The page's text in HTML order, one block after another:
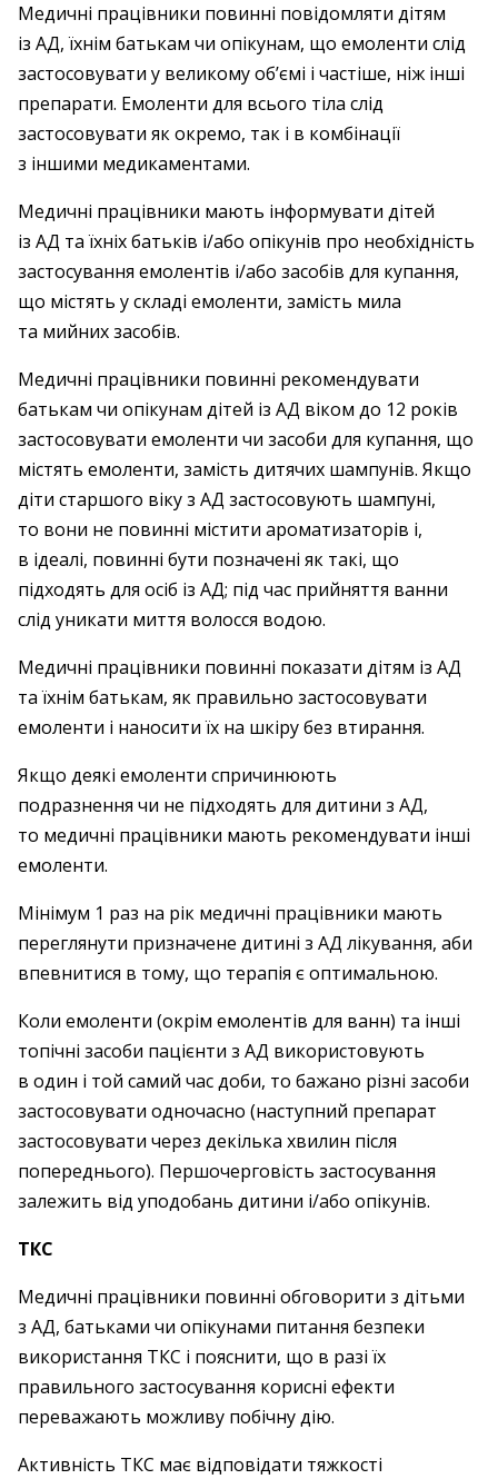
Медичні працівники повинні повідомляти дітям
із АД, їхнім батькам чи опікунам, що емоленти слід
застосовувати у великому об’ємі і частіше, ніж інші
препарати. Емоленти для всього тіла слід
застосовувати як окремо, так і в комбінації
з іншими медикаментами.
Медичні працівники мають інформувати дітей
із АД та їхніх батьків і/або опікунів про необхідність
застосування емолентів і/або засобів для купання,
що містять у складі емоленти, замість мила
та мийних засобів.
Медичні працівники повинні рекомендувати
батькам чи опікунам дітей із АД віком до 12 років
застосовувати емоленти чи засоби для купання, що
містять емоленти, замість дитячих шампунів. Якщо
діти старшого віку з АД застосовують шампуні,
то вони не повинні містити ароматизаторів і,
в ідеалі, повинні бути позначені як такі, що
підходять для осіб із АД; під час прийняття ванни
слід уникати миття волосся водою.
Медичні працівники повинні показати дітям із АД
та їхнім батькам, як правильно застосовувати
емоленти і наносити їх на шкіру без втирання.
Якщо деякі емоленти спричинюють
подразнення чи не підходять для дитини з АД,
то медичні працівники мають рекомендувати інші
емоленти.
Мінімум 1 раз на рік медичні працівники мають
переглянути призначене дитині з АД лікування, аби
впевнитися в тому, що терапія є оптимальною.
Коли емоленти (окрім емолентів для ванн) та інші
топічні засоби пацієнти з АД використовують
в один і той самий час доби, то бажано різні засоби
застосовувати одночасно (наступний препарат
застосовувати через декілька хвилин після
попереднього). Першочерговість застосування
залежить від уподобань дитини і/або опікунів.
ТКС
Медичні працівники повинні обговорити з дітьми
з АД, батьками чи опікунами питання безпеки
використання ТКС і пояснити, що в разі їх
правильного застосування корисні ефекти
переважають можливу побічну дію.
Активність ТКС має відповідати тяжкості